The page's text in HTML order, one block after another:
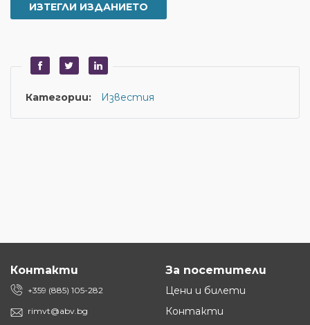
ИЗТЕГЛИ ИЗДАНИЕТО
Категории: Известия
Контакти
+359 (885) 105-282
rimvt@abv.bg
За посетители
Цени и билети
Контакти